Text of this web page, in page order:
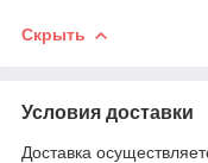
Скрыть
Условия доставки
Доставка